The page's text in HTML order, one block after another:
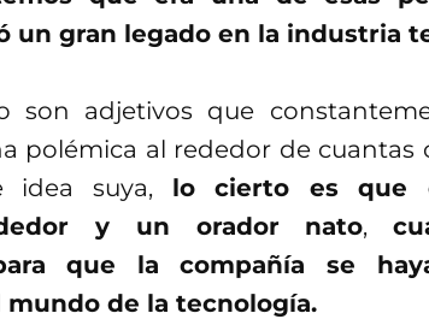
un gran legado en la industria
son adjetivos que
polémica al rededor de cuantas
idea suya, lo cierto es que
y un orador nato,
que la compañía se
de la tecnología.